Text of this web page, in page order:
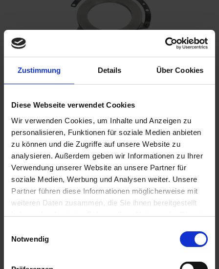
Zustimmung Details Über Cookies
Diese Webseite verwendet Cookies
Wir verwenden Cookies, um Inhalte und Anzeigen zu
personalisieren, Funktionen für soziale Medien anbieten
zu können und die Zugriffe auf unsere Website zu
analysieren. Außerdem geben wir Informationen zu Ihrer
Verwendung unserer Website an unsere Partner für
soziale Medien, Werbung und Analysen weiter. Unsere
Partner führen diese Informationen möglicherweise mit
weiteren Daten zusammen, die Sie ihnen bereitgestellt
haben oder die sie im Rahmen Ihrer Nutzung der Dienste
Cookies, wenn Sie unsere Webseite weiterhin nutzen.
Notwendig
€59.90
Ready to ship today, Delivery time appr. 2-4 workdays within
Germany
Add toshopping cart
Remember Comment
part no.: 2121200
Description
OEM quality. Whenever you replace your clutch disk, it is